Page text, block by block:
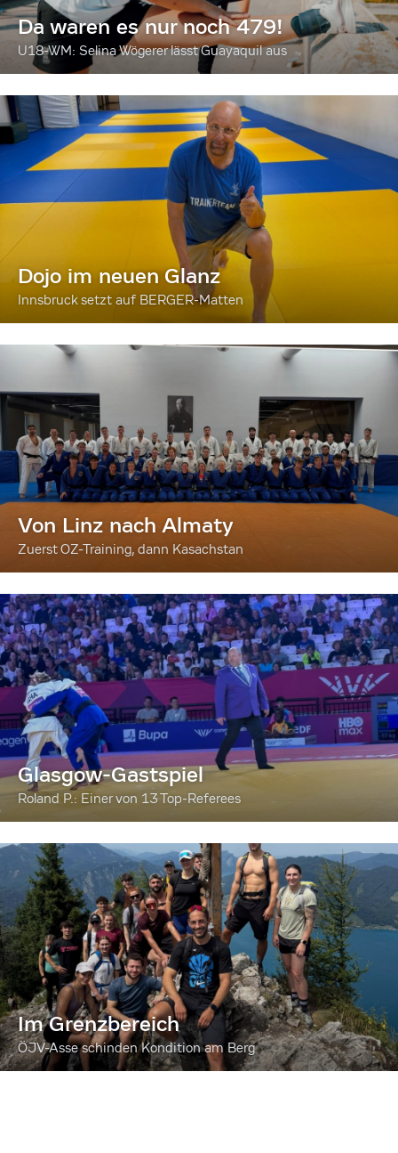
Da waren es nur noch 479!
U18-WM: Selina Wögerer lässt Guayaquil aus
Dojo im neuen Glanz
Innsbruck setzt auf BERGER-Matten
Von Linz nach Almaty
Zuerst OZ-Training, dann Kasachstan
Glasgow-Gastspiel
Roland P.: Einer von 13 Top-Referees
Im Grenzbereich
ÖJV-Asse schinden Kondition am Berg